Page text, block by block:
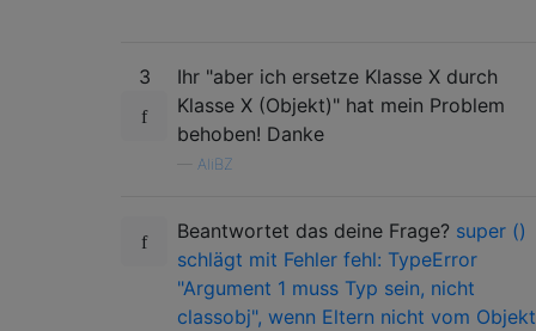
3
Ihr "aber ich ersetze Klasse X durch
Klasse X (Objekt)" hat mein Problem
behoben! Danke
AliBZ
Beantwortet das deine Frage? super ()
schlägt mit Fehler fehl: TypeError
"Argument 1 muss Typ sein, nicht
classobj", wenn Eltern nicht vom Objekt